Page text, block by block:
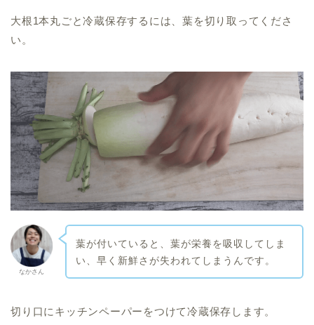
大根1本丸ごと冷蔵保存するには、葉を切り取ってくださ
い。
なかさん
葉が付いていると、葉が栄養を吸収してしま
い、早く新鮮さが失われてしまうんです。
切り口にキッチンペーパーをつけて冷蔵保存します。